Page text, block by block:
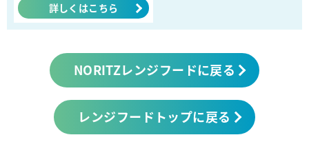
詳しくはこちら
NORITZレンジフードに戻る
レンジフードトップに戻る